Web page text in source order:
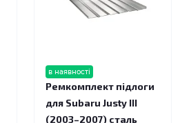
в наявності
Ремкомплект підлоги
для Subaru Justy III
(2003–2007) сталь